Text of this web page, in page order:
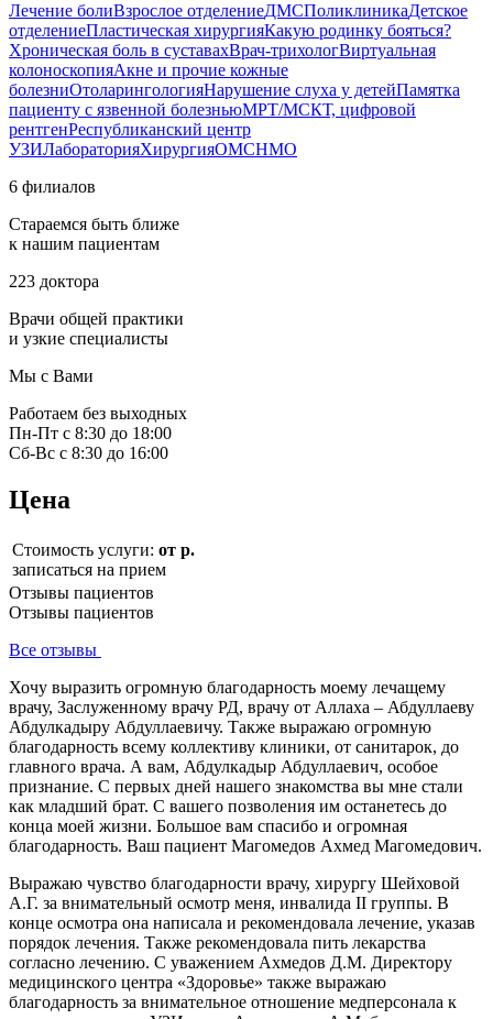
Лечение болиВзрослое отделениеДМСПоликлиникаДетское
отделениеПластическая хирургияКакую родинку бояться?
Хроническая боль в суставахВрач-трихологВиртуальная
колоноскопияАкне и прочие кожные
болезниОтоларингологияНарушение слуха у детейПамятка
пациенту с язвенной болезньюМРТ/МСКТ, цифровой
рентгенРеспубликанский центр
УЗИЛабораторияХирургияОМСНМО
6 филиалов
Стараемся быть ближе
к нашим пациентам
223 доктора
Врачи общей практики
и узкие специалисты
Мы с Вами
Работаем без выходных
Пн-Пт с 8:30 до 18:00
Сб-Вс с 8:30 до 16:00
Цена
Стоимость услуги: от р.
записаться на прием
Отзывы пациентов
Отзывы пациентов
Все отзывы
Хочу выразить огромную благодарность моему лечащему
врачу, Заслуженному врачу РД, врачу от Аллаха – Абдуллаеву
Абдулкадыру Абдуллаевичу. Также выражаю огромную
благодарность всему коллективу клиники, от санитарок, до
главного врача. А вам, Абдулкадыр Абдуллаевич, особое
признание. С первых дней нашего знакомства вы мне стали
как младший брат. С вашего позволения им останетесь до
конца моей жизни. Большое вам спасибо и огромная
благодарность. Ваш пациент Магомедов Ахмед Магомедович.
Выражаю чувство благодарности врачу, хирургу Шейховой
А.Г. за внимательный осмотр меня, инвалида II группы. В
конце осмотра она написала и рекомендовала лечение, указав
порядок лечения. Также рекомендовала пить лекарства
согласно лечению. С уважением Ахмедов Д.М. Директору
медицинского центра «Здоровье» также выражаю
благодарность за внимательное отношение медперсонала к